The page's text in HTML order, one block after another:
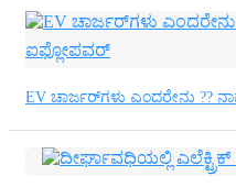
EV ಚಾರ್ಜರ್‌ಗಳು ಎಂದರೇನು ??